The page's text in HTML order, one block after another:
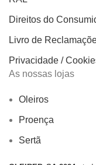
Direitos do
Livro de
Privacidade /
As nossas lojas
Oleiros
Proença
Sertã